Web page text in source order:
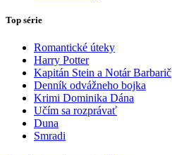
Top série
Romantické úteky
Harry Potter
Kapitán Stein a Notár Barbarič
Denník odvážneho bojka
Krimi Dominika Dána
Učím sa rozprávať
Duna
Smradi